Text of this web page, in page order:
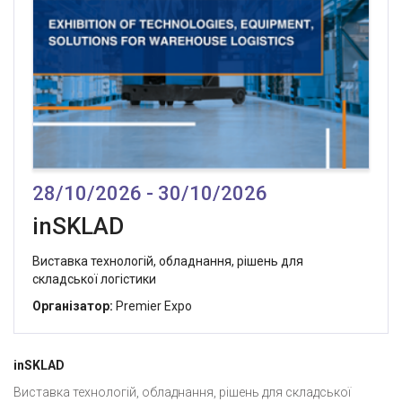
28/10/2026 - 30/10/2026
inSKLAD
Виставка технологій, обладнання, рішень для
складської логістики
Організатор: Premier Expo
inSKLAD
Виставка технологій, обладнання, рішень для складської